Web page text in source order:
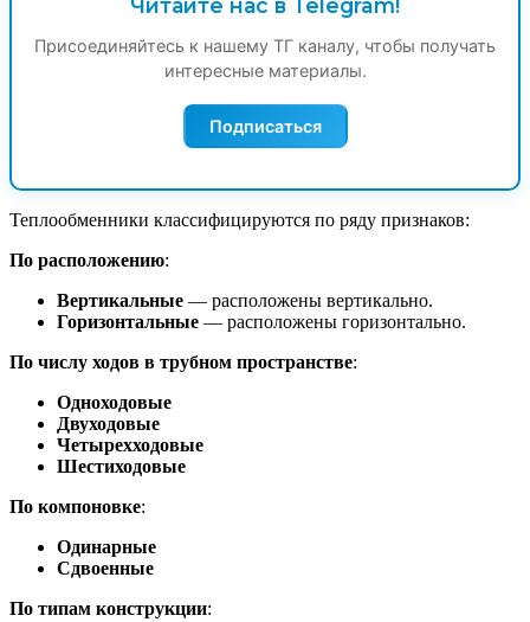
Читайте нас в Telegram!
Присоединяйтесь к нашему ТГ каналу, чтобы получать
интересные материалы.
Подписаться
Теплообменники классифицируются по ряду признаков:
По расположению:
Вертикальные — расположены вертикально.
Горизонтальные — расположены горизонтально.
По числу ходов в трубном пространстве:
Одноходовые
Двуходовые
Четырехходовые
Шестиходовые
По компоновке:
Одинарные
Сдвоенные
По типам конструкции: